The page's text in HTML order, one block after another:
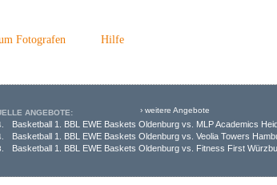
Fotografen Hilfe
› weitere Angebote
ANGEBOTE:
Basketball 1. BBL EWE Baskets Oldenburg vs. MLP Academics
Basketball 1. BBL EWE Baskets Oldenburg vs. Veolia Towers
Basketball 1. BBL EWE Baskets Oldenburg vs. Fitness First